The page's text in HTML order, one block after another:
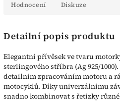
Hodnocení Diskuze
Detailní popis produktu
Elegantní přívěsek ve tvaru
sterlingového stříbra (Ag 925/
detailním zpracováním motoru a
motocyklů. Díky univerzálnímu
snadno kombinovat s řetízky